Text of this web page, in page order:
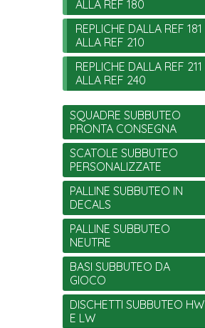
ALLA REF 180
REPLICHE DALLA REF 181
ALLA REF 210
REPLICHE DALLA REF 211
ALLA REF 240
SQUADRE SUBBUTEO
PRONTA CONSEGNA
SCATOLE SUBBUTEO
PERSONALIZZATE
PALLINE SUBBUTEO IN
DECALS
PALLINE SUBBUTEO
NEUTRE
BASI SUBBUTEO DA
GIOCO
DISCHETTI SUBBUTEO HW
E LW